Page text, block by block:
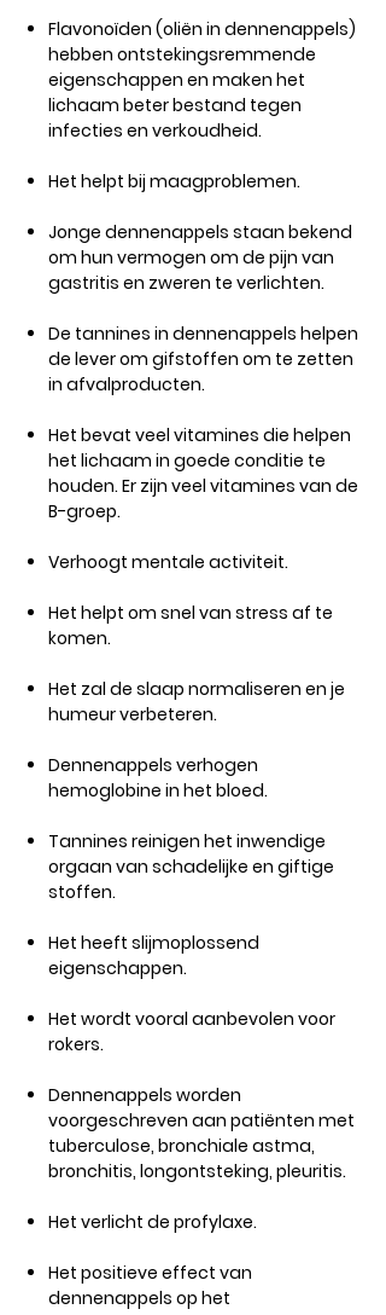
Flavonoïden (oliën in dennenappels)
hebben ontstekingsremmende
eigenschappen en maken het
lichaam beter bestand tegen
infecties en verkoudheid.
Het helpt bij maagproblemen.​
Jonge dennenappels staan ​​bekend
om hun vermogen om de pijn van
gastritis en zweren te verlichten.
De tannines in dennenappels helpen
de lever om gifstoffen om te zetten
in afvalproducten.
Het bevat veel vitamines die helpen
het lichaam in goede conditie te
houden. Er zijn veel vitamines van de
B-groep.
Verhoogt mentale activiteit.
Het helpt om snel van stress af te
komen.
Het zal de slaap normaliseren en je
humeur verbeteren.
Dennenappels verhogen
hemoglobine in het bloed.
Tannines reinigen het inwendige
orgaan van schadelijke en giftige
stoffen.
Het heeft slijmoplossend
eigenschappen.
Het wordt vooral aanbevolen voor
rokers.
Dennenappels worden
voorgeschreven aan patiënten met
tuberculose, bronchiale astma,
bronchitis, longontsteking, pleuritis.
Het verlicht de profylaxe.
Het positieve effect van
dennenappels op het